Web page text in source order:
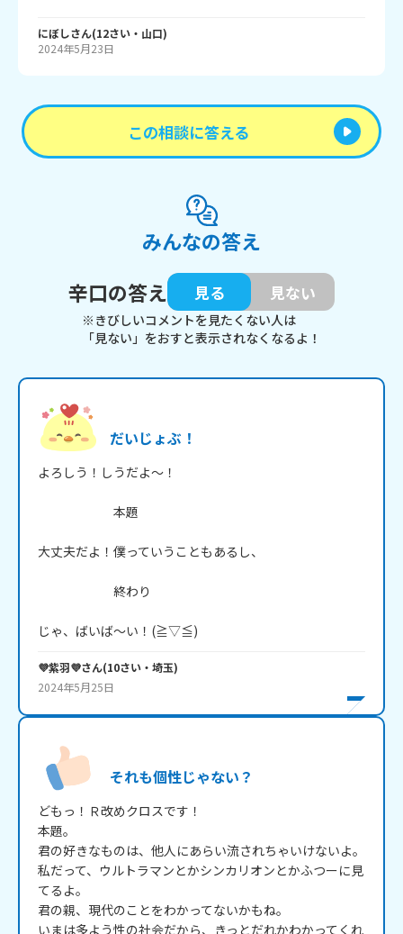
にぼしさん(12さい・ 山口)
2024年5月23日
この相談に答える
みんなの答え
辛口の答え
見る 見ない
※きびしいコメントを見たくない人は
「見ない」をおすと表示されなくなるよ！
だいじょぶ！
よろしう！しうだよ～！
本題
大丈夫だよ！僕っていうこともあるし、
終わり
じゃ、ばいば～い！(≧▽≦)
💜紫羽💜さん(10さい・ 埼玉)
2024年5月25日
それも個性じゃない？
どもっ！Ｒ改めクロスです！
本題。
君の好きなものは、他人にあらい流されちゃいけないよ。
私だって、ウルトラマンとかシンカリオンとかふつーに見
てるよ。
君の親、現代のことをわかってないかもね。
いまは多よう性の社会だから、きっとだれかわかってくれ